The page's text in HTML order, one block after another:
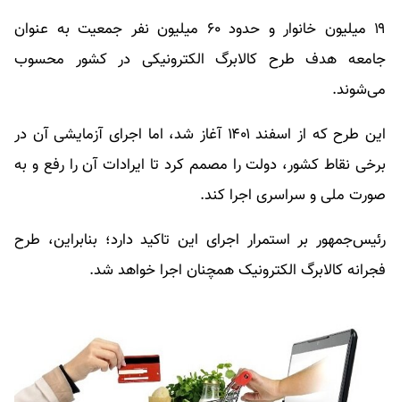
۱۹ میلیون خانوار و حدود ۶۰ میلیون نفر جمعیت به عنوان
جامعه هدف طرح کالابرگ الکترونیکی در کشور محسوب
می‌شوند.
این طرح که از اسفند ۱۴۰۱ آغاز شد، اما اجرای آزمایشی آن در
برخی نقاط کشور، دولت را مصمم کرد تا ایرادات آن را رفع و به
صورت ملی و سراسری اجرا کند.
رئیس‌جمهور بر استمرار اجرای این تاکید دارد؛ بنابراین، طرح
فجرانه کالابرگ الکترونیک همچنان اجرا خواهد شد.